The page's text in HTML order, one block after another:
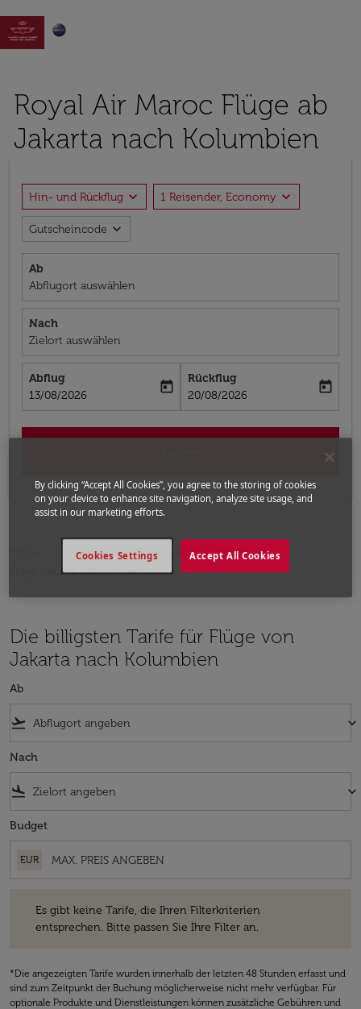

Royal Air Maroc Flüge ab
Jakarta nach Kolumbien
Hin- und Rückflug expand_more 1 Reisender, Economy expand_more
Gutscheincode expand_more
Ab
Abflugort auswählen
Nach
Zielort auswählen
Abflug
fc-booking-departure-date-aria-label
13/08/2026
today
Rückflug
fc-booking-return-date-aria-label
20/08/2026
today
Flüge
Flüge nach Kolumbien
Flüge Jakarta - Kolumbien
Die billigsten Tarife für Flüge von
Jakarta nach Kolumbien
Ab
flight_takeoff keyboard_arrow_down
Nach
flight_land keyboard_arrow_down
Budget
EUR
Es gibt keine Tarife, die Ihren Filterkriterien
entsprechen. Bitte passen Sie Ihre Filter an.
*Die angezeigten Tarife wurden innerhalb der letzten 48 Stunden erfasst und
sind zum Zeitpunkt der Buchung möglicherweise nicht mehr verfügbar. Für
optionale Produkte und Dienstleistungen können zusätzliche Gebühren und
By clicking “Accept All Cookies”, you agree to the storing of cookies
on your device to enhance site navigation, analyze site usage, and
assist in our marketing efforts.
Accept All Cookies
Cookies Settings